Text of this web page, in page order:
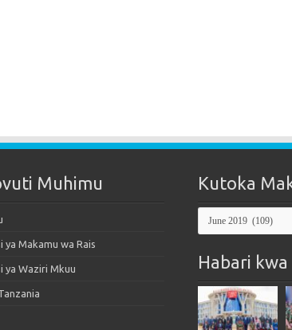
Muhimu
ya Makamu wa Rais
ya Waziri Mkuu
Kutoka
Kutoka
Maktaba
Habari kwa